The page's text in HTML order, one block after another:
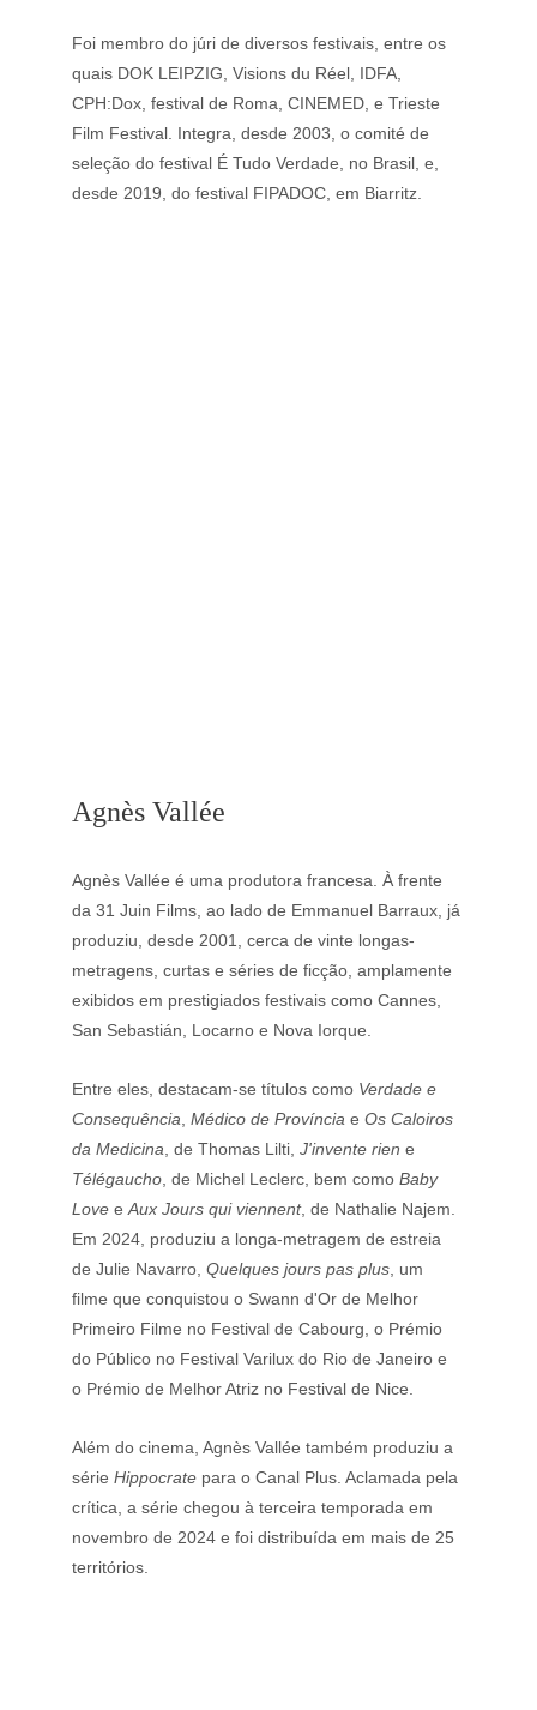
Foi membro do júri de diversos festivais, entre os
quais DOK LEIPZIG, Visions du Réel, IDFA,
CPH:Dox, festival de Roma, CINEMED, e Trieste
Film Festival. Integra, desde 2003, o comité de
seleção do festival É Tudo Verdade, no Brasil, e,
desde 2019, do festival FIPADOC, em Biarritz.
Agnès Vallée
Agnès Vallée é uma produtora francesa. À frente
da 31 Juin Films, ao lado de Emmanuel Barraux, já
produziu, desde 2001, cerca de vinte longas-
metragens, curtas e séries de ficção, amplamente
exibidos em prestigiados festivais como Cannes,
San Sebastián, Locarno e Nova Iorque.
Entre eles, destacam-se títulos como Verdade e
Consequência Médico de Província e Os Caloiros
da Medicina , de Thomas Lilti, J'invente rien e
Télégaucho , de Michel Leclerc, bem como Baby
Love e Aux Jours qui viennent, de Nathalie Najem.
Em 2024, produziu a longa-metragem de estreia
de Julie Navarro, Quelques jours pas plus , um
filme que conquistou o Swann d'Or de Melhor
Primeiro Filme no Festival de Cabourg, o Prémio
do Público no Festival Varilux do Rio de Janeiro e
o Prémio de Melhor Atriz no Festival de Nice.
Além do cinema, Agnès Vallée também produziu a
série Hippocrate para o Canal Plus. Aclamada pela
crítica, a série chegou à terceira temporada em
novembro de 2024 e foi distribuída em mais de 25
territórios.